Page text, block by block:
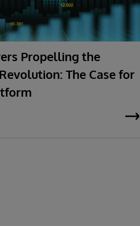
Propelling the
The Case for